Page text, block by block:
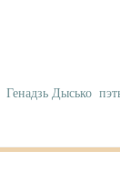
Генадзь Дысько